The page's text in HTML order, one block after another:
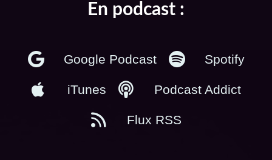
En podcast :
Google Podcast Spotify
iTunes Podcast Addict
Flux RSS